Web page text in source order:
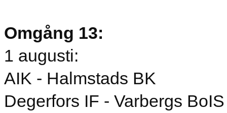
Omgång 13:
1 augusti:
AIK - Halmstads BK
Degerfors IF - Varbergs BoIS